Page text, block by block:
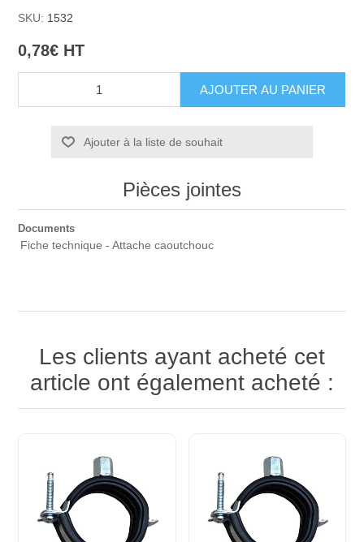
SKU: 1532
0,78€ HT
Ajouter à la liste de souhait
Pièces jointes
Documents
Fiche technique - Attache caoutchouc
Les clients ayant acheté cet
article ont également acheté :